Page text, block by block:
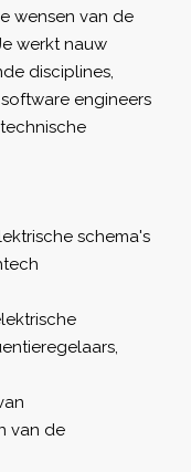
wensen van de
werkt nauw
disciplines,
engineers
schema's
van de